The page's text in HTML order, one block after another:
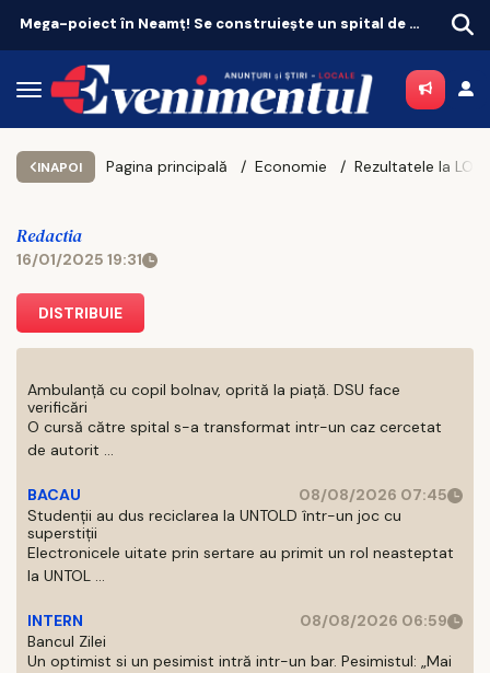
Mega-poiect în Neamț! Se construiește un spital de aproape 1,7 miliarde de lei, cu 469 de paturi
INAPOI Pagina principală Economie
Redactia
16/01/2025 19:31
DISTRIBUIE
Ambulanță cu copil bolnav, oprită la piață. DSU face
verificări
O cursă către spital s-a transformat intr-un caz cercetat
de autorit ...
BACAU
08/08/2026 07:45
Studenții au dus reciclarea la UNTOLD într-un joc cu
superstiții
Electronicele uitate prin sertare au primit un rol neasteptat
la UNTOL ...
INTERN
08/08/2026 06:59
Bancul Zilei
Un optimist si un pesimist intră intr-un bar. Pesimistul: „Mai